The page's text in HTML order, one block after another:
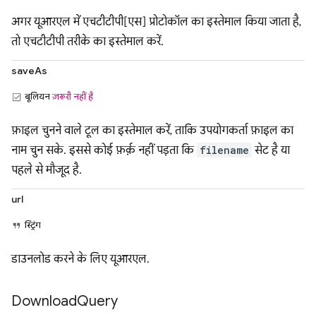
अगर यूआरएल में एचटीटीपी[एस] प्रोटोकॉल का इस्तेमाल किया जाता है,
तो एचटीटीपी तरीके का इस्तेमाल करें.
saveAs
बूलियनज़रूरी नहीं है
फ़ाइल चुनने वाले टूल का इस्तेमाल करें, ताकि उपयोगकर्ता फ़ाइल का
नाम चुन सके. इससे कोई फ़र्क़ नहीं पड़ता कि filename सेट है या
पहले से मौजूद है.
url
स्ट्रिंग
डाउनलोड करने के लिए यूआरएल.
DownloadQuery